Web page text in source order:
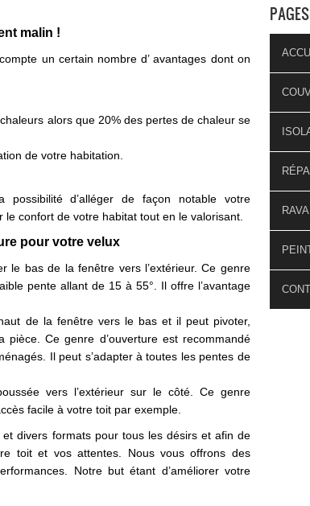
malin !
un certain nombre d’ avantages dont on
alors que 20% des pertes de chaleur se
de votre habitation.
d’alléger de façon notable votre
le confort de votre habitat tout en le valorisant.
pour votre velux
le bas de la fenêtre vers l’extérieur. Ce genre
pente allant de 15 à 55°. Il offre l’avantage
de la fenêtre vers le bas et il peut pivoter,
Ce genre d’ouverture est recommandé
Il peut s’adapter à toutes les pentes de
vers l’extérieur sur le côté. Ce genre
facile à votre toit par exemple.
divers formats pour tous les désirs et afin de
toit et vos attentes. Nous vous offrons des
Notre but étant d’améliorer votre